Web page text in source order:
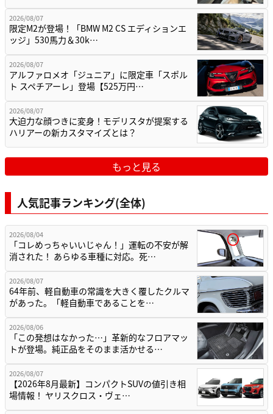
2026/08/07
限定M2が登場！「BMW M2 CS エディションエ
ッジ」530馬力＆30k…
2026/08/07
アルファロメオ「ジュニア」に限定車「スポル
ト スペチアーレ」登場【525万円…
2026/08/07
大迫力な顔つきに変身！モデリスタが提案する
ハリアーの新カスタマイズとは？
もっと見る
人気記事ランキング(全体)
2026/08/04
「コレめっちゃいいじゃん！」運転の不安が解
消された！ あらゆる車種に対応。死…
2026/08/07
64年前、軽自動車の常識を大きく覆したクルマ
があった。「軽自動車であることを…
2026/08/06
「この発想はなかった…」革新的なフロアマッ
トが登場。純正品をそのまま活かせる…
2026/08/07
【2026年8月最新】コンパクトSUVの値引き相
場情報！ ヤリスクロス・ヴェ…